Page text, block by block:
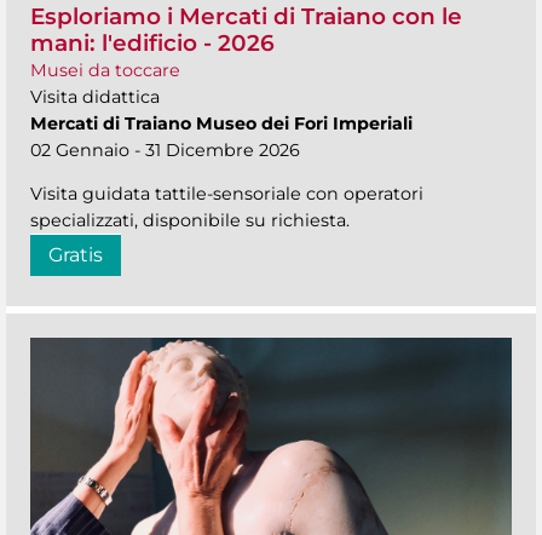
Esploriamo i Mercati di Traiano con le
mani: l'edificio - 2026
Musei da toccare
Visita didattica
Mercati di Traiano Museo dei Fori Imperiali
02 Gennaio - 31 Dicembre 2026
Visita guidata tattile-sensoriale con operatori
specializzati, disponibile su richiesta.
Gratis